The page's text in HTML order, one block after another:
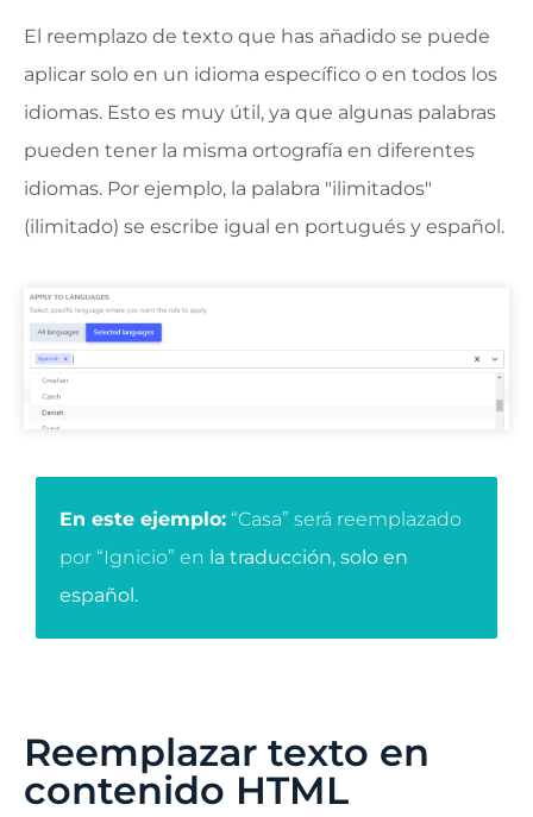
El reemplazo de texto que has añadido se puede
aplicar solo en un idioma específico o en todos los
idiomas. Esto es muy útil, ya que algunas palabras
pueden tener la misma ortografía en diferentes
idiomas. Por ejemplo, la palabra "ilimitados"
(ilimitado) se escribe igual en portugués y español.
En este ejemplo: “Casa” será reemplazado
por “Ignicio” en la traducción, solo en
español.
Reemplazar texto en
contenido HTML